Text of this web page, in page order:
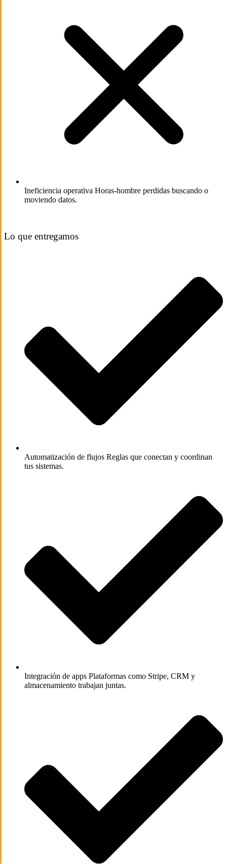
Ineficiencia operativa Horas-hombre perdidas buscando o
moviendo datos.
Lo que entregamos
Automatización de flujos Reglas que conectan y coordinan
tus sistemas.
Integración de apps Plataformas como Stripe, CRM y
almacenamiento trabajan juntas.